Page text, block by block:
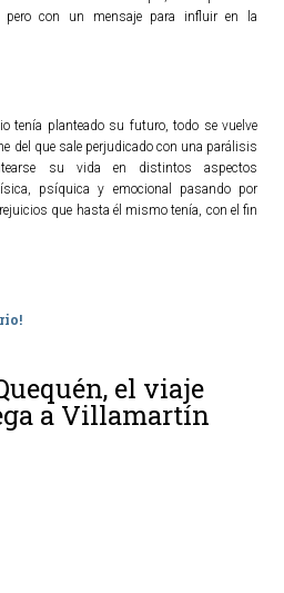
pero con un mensaje para influir en la
tenía planteado su futuro, todo se vuelve
del que sale perjudicado con una parálisis
su vida en distintos aspectos
psíquica y emocional pasando por
que hasta él mismo tenía, con el fin
el viaje
a Villamartín